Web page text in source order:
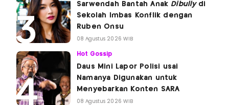
Sarwendah Bantah Anak Dibullydi
Sekolah Imbas Konflik dengan
Ruben Onsu
08 Agustus 2026 WIB
Hot Gossip
Daus Mini Lapor Polisi usai
Namanya Digunakan untuk
Menyebarkan Konten SARA
08 Agustus 2026 WIB